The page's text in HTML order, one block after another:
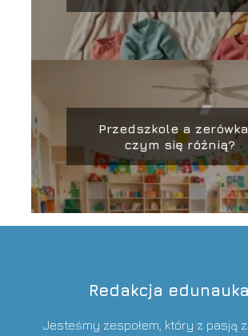
Przedszkole a
czym się różnią?
Redakcja
Jesteśmy zespołem, który z pasją